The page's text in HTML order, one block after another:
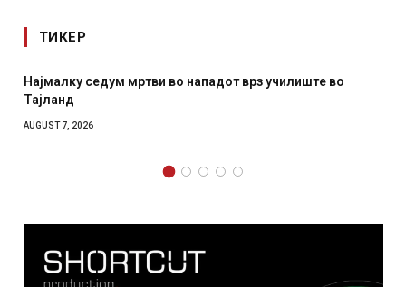
ТИКЕР
Најмалку седум мртви во нападот врз училиште во
Тајланд
AUGUST 7, 2026